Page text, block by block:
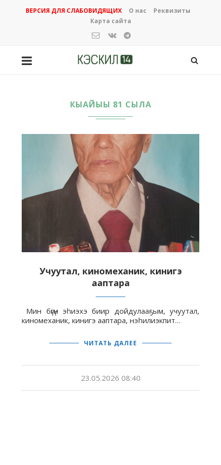
ВЕРСИЯ ДЛЯ СЛАБОВИДЯЩИХ О нас
Реквизиты
Карта сайта
КЫАЙЫЫ 81 СЫЛА
Учуутал, киномеханик, кинигэ
ааптара
Мин бүгүн эһиэхэ биир дойдулааҕым, учуутал,
киномеханик, кинигэ ааптара, нэһилиэкпит…
ЧИТАТЬ ДАЛЕЕ
23.05.2026 08:40